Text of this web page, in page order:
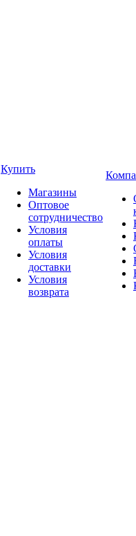
Купить
Магазины
Оптовое
сотрудничество
Условия
оплаты
Условия
доставки
Условия
возврата